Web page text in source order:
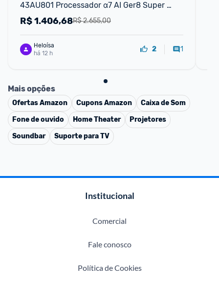
43AU801 Processador α7 AI Ger8 Super
Upscaling Google Cast Alexa Integrado
R$ 2.655,00
R$1.406,68
Heloísa
há 12 h
2 1
Mais opções
OfertasAmazon CuponsAmazon
Caixa de Som
Fone de ouvido
Home Theater
Projetores
Soundbar
Suporte para TV
Institucional
Comercial
Fale conosco
Política de Cookies